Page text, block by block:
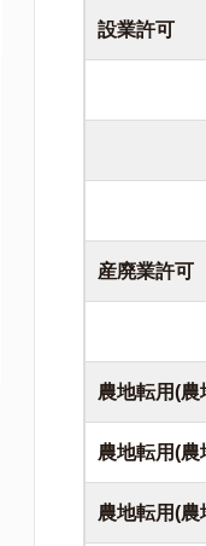
設業許可
産廃
農地転用(農
農地転用(農
農地転用(農